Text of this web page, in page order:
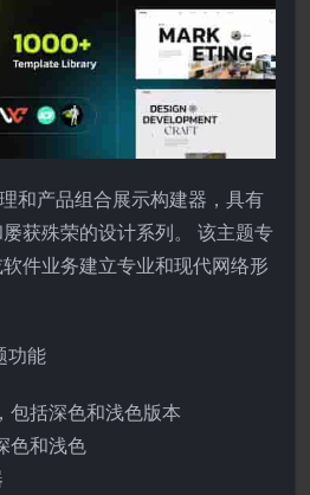
和产品组合展示构建器，具有
获殊荣的设计系列。 该主题专
件业务建立专业和现代网络形
功能
包括深色和浅色版本
色和浅色